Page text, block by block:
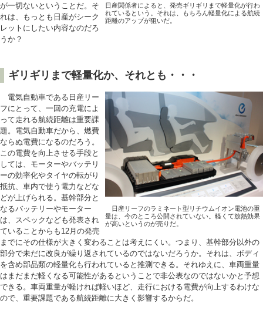
日産関係者によると、発売ギリギリまで軽量化が行わ
れているという。それは、もちろん軽量化による航続
距離のアップが狙いだ。
が一切ないということだ。そ
れは、もっとも日産がシーク
レットにしたい内容なのだろ
うか？
ギリギリまで軽量化か、それとも・・・
日産リーフのラミネート型リチウムイオン電池の重
量は、今のところ公開されていない。軽くて放熱効果
が高いというのが売りだ。
電気自動車である日産リー
フにとって、一回の充電によ
って走れる航続距離は重要課
題。電気自動車だから、燃費
ならぬ電費になるのだろう。
この電費を向上させる手段と
しては、モーターやバッテリ
ーの効率化やタイヤの転がり
抵抗、車内で使う電力などな
どが上げられる。基幹部分と
なるバッテリーやモーター
は、スペックなども発表され
ていることからも12月の発売
までにその仕様が大きく変わることは考えにくい。つまり、基幹部分以外の
部分で未だに改良が繰り返されているのではないだろうか。それは、ボディ
を含め部品類の軽量化も行われていると推測できる。それゆえに、車両重量
はまだまだ軽くなる可能性があるということで非公表なのではないかと予想
できる。車両重量が軽ければ軽いほど、走行における電費が向上するわけな
ので、重要課題である航続距離に大きく影響するからだ。